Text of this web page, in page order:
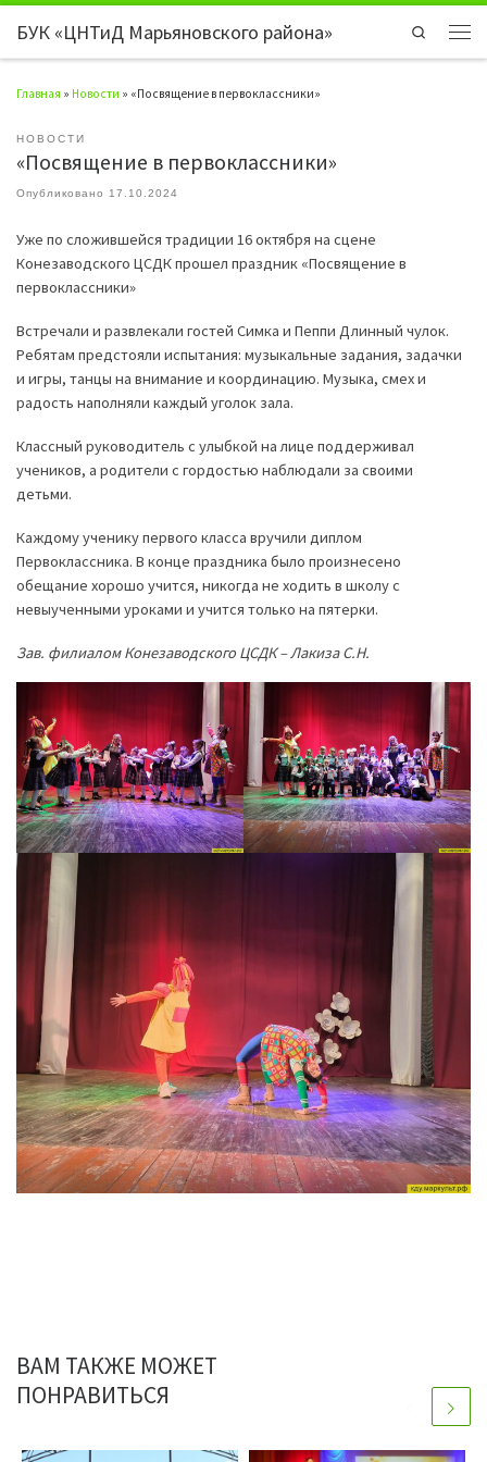
Перейти к содержимому
БУК «ЦНТиД Марьяновского района»
Search
Главная » Новости » «Посвящение в первоклассники»
НОВОСТИ
«Посвящение в первоклассники»
Опубликовано 17.10.2024
Уже по сложившейся традиции 16 октября на сцене
Конезаводского ЦСДК прошел праздник «Посвящение в
первоклассники»
Встречали и развлекали гостей Симка и Пеппи Длинный чулок.
Ребятам предстояли испытания: музыкальные задания, задачки
и игры, танцы на внимание и координацию. Музыка, смех и
радость наполняли каждый уголок зала.
Классный руководитель с улыбкой на лице поддерживал
учеников, а родители с гордостью наблюдали за своими
детьми.
Каждому ученику первого класса вручили диплом
Первоклассника. В конце праздника было произнесено
обещание хорошо учится, никогда не ходить в школу с
невыученными уроками и учится только на пятерки.
Зав. филиалом Конезаводского ЦСДК – Лакиза С.Н.
ВАМ ТАКЖЕ МОЖЕТ
ПОНРАВИТЬСЯ